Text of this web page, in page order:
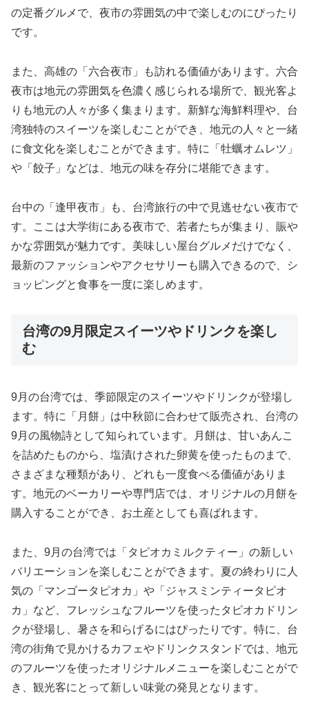
の定番グルメで、夜市の雰囲気の中で楽しむのにぴったり
です。
また、高雄の「六合夜市」も訪れる価値があります。六合
夜市は地元の雰囲気を色濃く感じられる場所で、観光客よ
りも地元の人々が多く集まります。新鮮な海鮮料理や、台
湾独特のスイーツを楽しむことができ、地元の人々と一緒
に食文化を楽しむことができます。特に「牡蠣オムレツ」
や「餃子」などは、地元の味を存分に堪能できます。
台中の「逢甲夜市」も、台湾旅行の中で見逃せない夜市で
す。ここは大学街にある夜市で、若者たちが集まり、賑や
かな雰囲気が魅力です。美味しい屋台グルメだけでなく、
最新のファッションやアクセサリーも購入できるので、シ
ョッピングと食事を一度に楽しめます。
台湾の9月限定スイーツやドリンクを楽し
む
9月の台湾では、季節限定のスイーツやドリンクが登場し
ます。特に「月餅」は中秋節に合わせて販売され、台湾の
9月の風物詩として知られています。月餅は、甘いあんこ
を詰めたものから、塩漬けされた卵黄を使ったものまで、
さまざまな種類があり、どれも一度食べる価値がありま
す。地元のベーカリーや専門店では、オリジナルの月餅を
購入することができ、お土産としても喜ばれます。
また、9月の台湾では「タピオカミルクティー」の新しい
バリエーションを楽しむことができます。夏の終わりに人
気の「マンゴータピオカ」や「ジャスミンティータピオ
カ」など、フレッシュなフルーツを使ったタピオカドリン
クが登場し、暑さを和らげるにはぴったりです。特に、台
湾の街角で見かけるカフェやドリンクスタンドでは、地元
のフルーツを使ったオリジナルメニューを楽しむことがで
き、観光客にとって新しい味覚の発見となります。